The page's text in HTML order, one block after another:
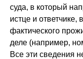
суда, в который
истце и ответчике,
фактического
деле (например,
Все эти сведения